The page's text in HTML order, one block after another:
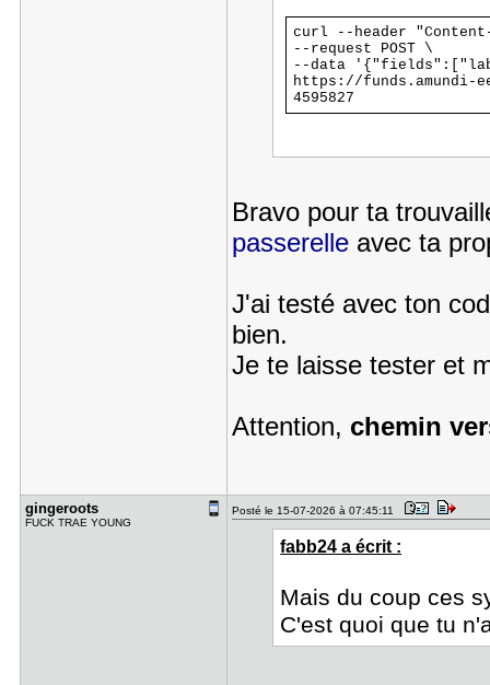
curl --header
--request POST \
--data
https://funds.amundi-
4595827
Bravo pour ta
passerelleavec ta
J'ai testé avec ton
bien.
Je te laisse tester et
Attention, chemin
gingeroots
FUCK TRAE YOUNG
Posté le 15-07-2026 à 07:45:11
fabb24 a écrit :
Mais du coup ces
C'est quoi que tu